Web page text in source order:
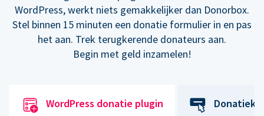
WordPress, werkt niets gemakkelijker dan Donorbox.
Stel binnen 15 minuten een donatie formulier in en pas
het aan. Trek terugkerende donateurs aan.
Begin met geld inzamelen!
WordPress donatie plugin